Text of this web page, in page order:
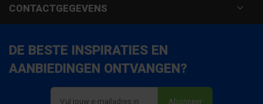
CONTACTGEGEVENS
DE BESTE INSPIRATIES EN
AANBIEDINGEN ONTVANGEN?
Abonneer